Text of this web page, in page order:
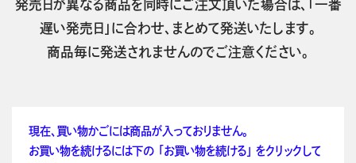
発売日が異なる商品を同時にご注文頂いた場合は、「一番
遅い発売日」に合わせ、まとめて発送いたします。
商品毎に発送されませんのでご注意ください。
現在、買い物かごには商品が入っておりません。
お買い物を続けるには下の 「お買い物を続ける」 をクリックして